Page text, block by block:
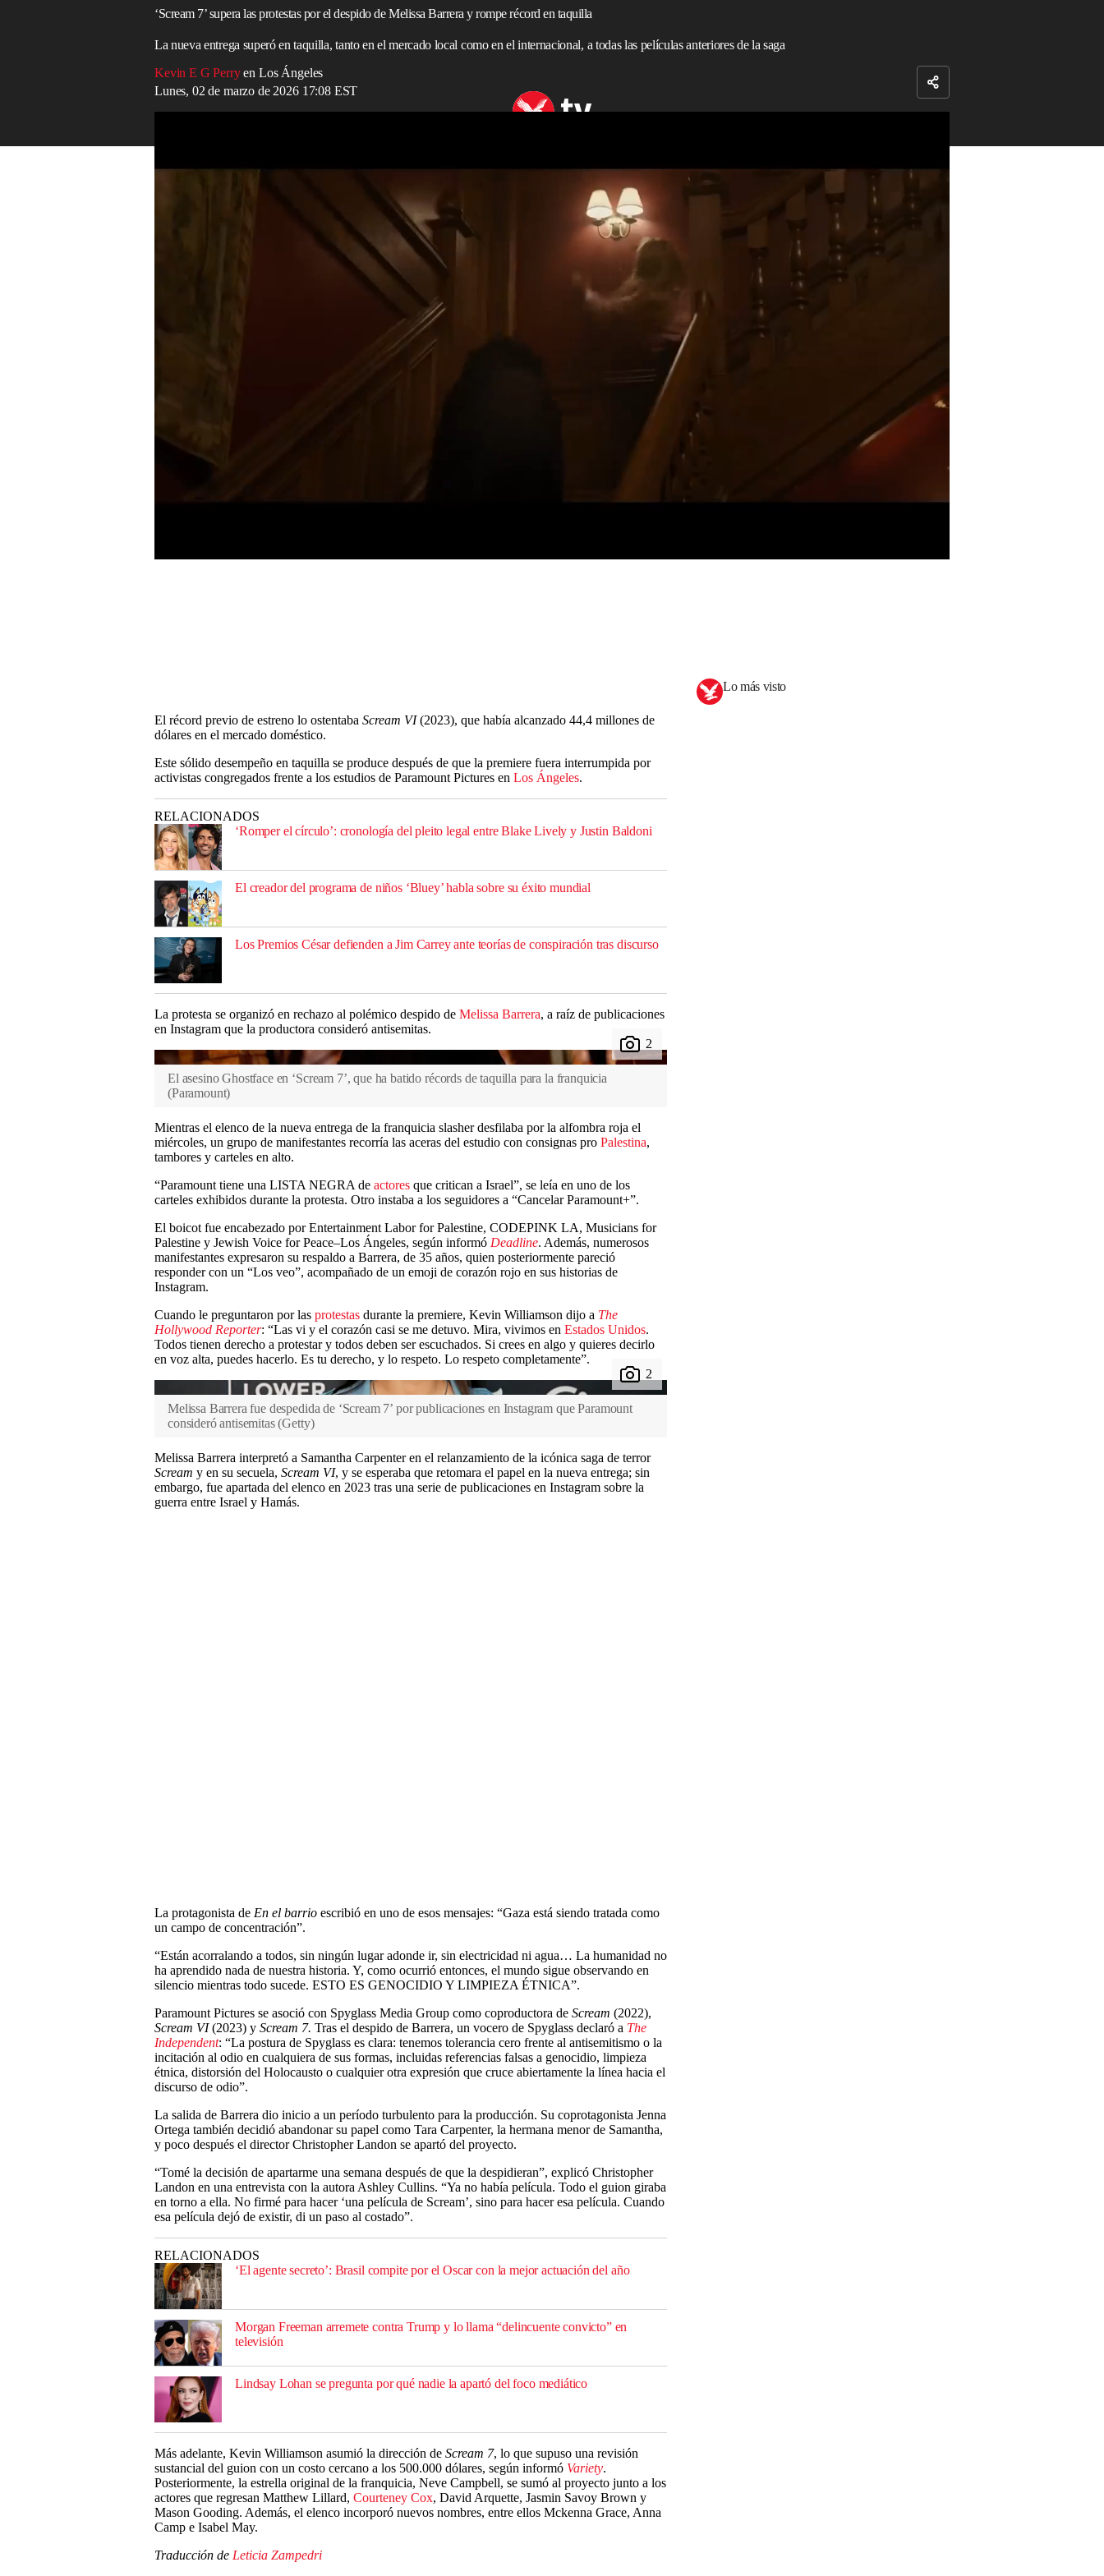
‘Scream 7’ supera las protestas por el despido de Melissa Barrera y rompe récord en taquilla
La nueva entrega superó en taquilla, tanto en el mercado local como en el internacional, a todas las películas anteriores de la saga
Kevin E G Perry en Los Ángeles
Lunes, 02 de marzo de 2026 17:08 EST
Read in English
de la longeva
Scream, y esta nueva entrega marca el regreso del guionista original,
Kevin Williamson, quien en esta ocasión asume también la dirección.
recaudó 97,2 millones de dólares en todo el mundo durante su
primer fin de semana en cartelera: 64,1 millones en Norteamérica y 33,1 millones en el mercado
El récord previo de estreno lo ostentaba Scream VI(2023), que había alcanzado 44,4 millones de
dólares en el mercado doméstico.
Este sólido desempeño en taquilla se produce después de que la premiere fuera interrumpida por
activistas congregados frente a los estudios de Paramount Pictures en Los Ángeles.
RELACIONADOS
‘Romper el círculo’: cronología del pleito legal entre Blake Lively y Justin Baldoni
El creador del programa de niños ‘Bluey’ habla sobre su éxito mundial
Los Premios César defienden a Jim Carrey ante teorías de conspiración tras discurso
La protesta se organizó en rechazo al polémico despido de Melissa Barrera, a raíz de publicaciones
en Instagram que la productora consideró antisemitas.
El asesino Ghostface en ‘Scream 7’, que ha batido récords de taquilla para la franquicia
(Paramount)
Mientras el elenco de la nueva entrega de la franquicia slasher desfilaba por la alfombra roja el
miércoles, un grupo de manifestantes recorría las aceras del estudio con consignas pro Palestina,
tambores y carteles en alto.
“Paramount tiene una LISTA NEGRA de actores que critican a Israel”, se leía en uno de los
carteles exhibidos durante la protesta. Otro instaba a los seguidores a “Cancelar Paramount+”.
El boicot fue encabezado por Entertainment Labor for Palestine, CODEPINK LA, Musicians for
Palestine y Jewish Voice for Peace–Los Ángeles, según informó Deadline. Además, numerosos
manifestantes expresaron su respaldo a Barrera, de 35 años, quien posteriormente pareció
responder con un “Los veo”, acompañado de un emoji de corazón rojo en sus historias de
Instagram.
Cuando le preguntaron por las protestas durante la premiere, Kevin Williamson dijo a The
Hollywood Reporter: “Las vi y el corazón casi se me detuvo. Mira, vivimos en Estados Unidos.
Todos tienen derecho a protestar y todos deben ser escuchados. Si crees en algo y quieres decirlo
en voz alta, puedes hacerlo. Es tu derecho, y lo respeto. Lo respeto completamente”.
Melissa Barrera fue despedida de ‘Scream 7’ por publicaciones en Instagram que Paramount
consideró antisemitas (Getty)
Melissa Barrera interpretó a Samantha Carpenter en el relanzamiento de la icónica saga de terror
Scream y en su secuela, Scream VI, y se esperaba que retomara el papel en la nueva entrega; sin
embargo, fue apartada del elenco en 2023 tras una serie de publicaciones en Instagram sobre la
guerra entre Israel y Hamás.
La protagonista de En el barrio escribió en uno de esos mensajes: “Gaza está siendo tratada como
un campo de concentración”.
“Están acorralando a todos, sin ningún lugar adonde ir, sin electricidad ni agua… La humanidad no
ha aprendido nada de nuestra historia. Y, como ocurrió entonces, el mundo sigue observando en
silencio mientras todo sucede. ESTO ES GENOCIDIO Y LIMPIEZA ÉTNICA”.
Paramount Pictures se asoció con Spyglass Media Group como coproductora de Scream (2022),
Scream VI(2023) y Scream 7. Tras el despido de Barrera, un vocero de Spyglass declaró a The
Independent: “La postura de Spyglass es clara: tenemos tolerancia cero frente al antisemitismo o la
incitación al odio en cualquiera de sus formas, incluidas referencias falsas a genocidio, limpieza
étnica, distorsión del Holocausto o cualquier otra expresión que cruce abiertamente la línea hacia el
discurso de odio”.
La salida de Barrera dio inicio a un período turbulento para la producción. Su coprotagonista Jenna
Ortega también decidió abandonar su papel como Tara Carpenter, la hermana menor de Samantha,
y poco después el director Christopher Landon se apartó del proyecto.
“Tomé la decisión de apartarme una semana después de que la despidieran”, explicó Christopher
Landon en una entrevista con la autora Ashley Cullins. “Ya no había película. Todo el guion giraba
en torno a ella. No firmé para hacer ‘una película de Scream’, sino para hacer esa película. Cuando
esa película dejó de existir, di un paso al costado”.
RELACIONADOS
‘El agente secreto’: Brasil compite por el Oscar con la mejor actuación del año
Morgan Freeman arremete contra Trump y lo llama “delincuente convicto” en
televisión
Lindsay Lohan se pregunta por qué nadie la apartó del foco mediático
Más adelante, Kevin Williamson asumió la dirección de Scream 7, lo que supuso una revisión
sustancial del guion con un costo cercano a los 500.000 dólares, según informó Variety.
Posteriormente, la estrella original de la franquicia, Neve Campbell, se sumó al proyecto junto a los
actores que regresan Matthew Lillard, Courteney Cox, David Arquette, Jasmin Savoy Brown y
Mason Gooding. Además, el elenco incorporó nuevos nombres, entre ellos Mckenna Grace, Anna
Camp e Isabel May.
Traducción de Leticia Zampedri
Lo más visto